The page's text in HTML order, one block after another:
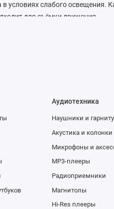
условиях слабого освещения.
для съёмки движения.
очень легко, а функция
и программного
на совершено новый
фотосъёмки: объектив
снимать пейзажи,
позволило создать
яркие снимки с
Аудиотехника
Наушники и
Акустика и колонки
Микрофоны и
MP3-плееры
Радиоприемники
Магнитолы
Hi-Res плееры